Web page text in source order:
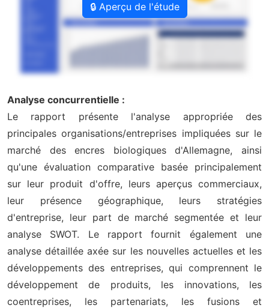
🔒 Aperçu de l'étude
Analyse concurrentielle :
Le rapport présente l'analyse appropriée des
principales organisations/entreprises impliquées sur le
marché des encres biologiques d'Allemagne, ainsi
qu'une évaluation comparative basée principalement
sur leur produit d'offre, leurs aperçus commerciaux,
leur présence géographique, leurs stratégies
d'entreprise, leur part de marché segmentée et leur
analyse SWOT. Le rapport fournit également une
analyse détaillée axée sur les nouvelles actuelles et les
développements des entreprises, qui comprennent le
développement de produits, les innovations, les
coentreprises, les partenariats, les fusions et